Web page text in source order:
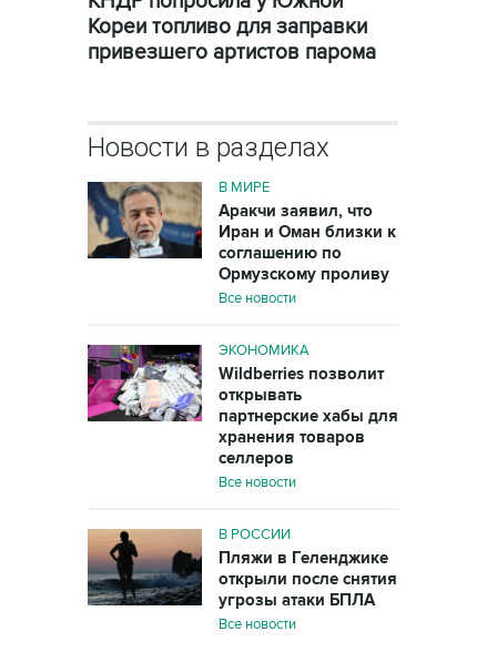
Кореи топливо для заправки
привезшего артистов парома
Новости в разделах
В МИРЕ
Аракчи заявил, что
Иран и Оман близки к
соглашению по
Ормузскому проливу
Все новости
ЭКОНОМИКА
Wildberries позволит
открывать
партнерские хабы для
хранения товаров
селлеров
Все новости
В РОССИИ
Пляжи в Геленджике
открыли после снятия
угрозы атаки БПЛА
Все новости